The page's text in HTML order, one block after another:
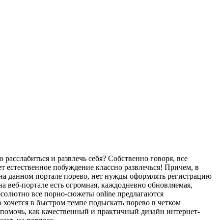
и развлечь себя? Собственно говоря, все
естественное побуждение классно развлечься! Причем, в
данном портале порево, нет нужды оформлять регистрацию
веб-портале есть огромная, каждодневно обновляемая,
все порно-сюжеты online предлагаются
в быстром темпе подыскать порево в четком
как качественный и практичный дизайн интернет-